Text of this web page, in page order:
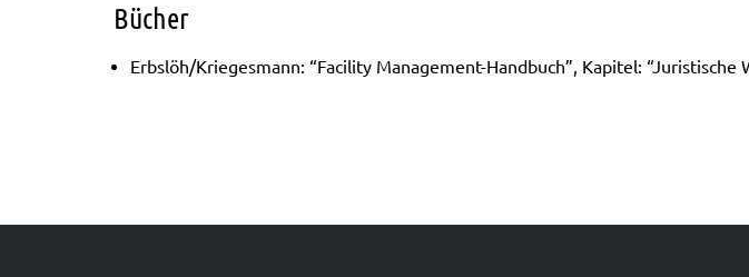
Bücher
Erbslöh/Kriegesmann: “Faci­li­ty Management-Handbuch”, Kapi­tel: